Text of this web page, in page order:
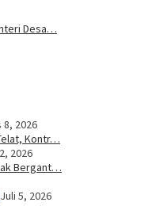
Desa…
2026
Kontr…
2026
Bergant…
Juli 5, 2026